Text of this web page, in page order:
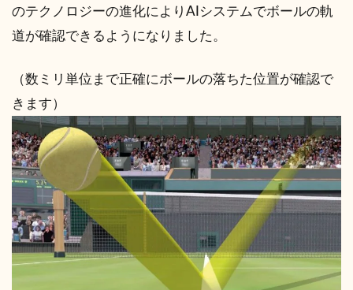
のテクノロジーの進化によりAIシステムでボールの軌
道が確認できるようになりました。
（数ミリ単位まで正確にボールの落ちた位置が確認で
きます）